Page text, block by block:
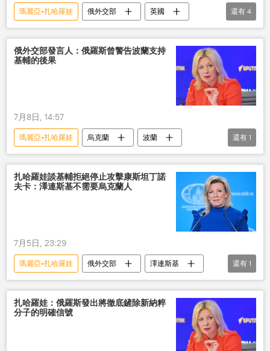
瑪麗亞•扎哈羅娃 俄外交部
英國
企圖
消除 俄羅斯 民眾
還有 4
俄外交部發言人：俄羅斯曾警告波蘭支持
基輔的後果
7月8日, 14:57
瑪麗亞•扎哈羅娃 烏克蘭
波蘭
俄羅斯
還有 1
扎哈羅娃談基輔拒絕停止攻擊康斯坦丁諾
夫卡：澤連斯基不需要烏克蘭人
7月5日, 23:29
瑪麗亞•扎哈羅娃 俄外交部
澤連斯基
烏克蘭人
還有 1
扎哈羅娃：俄羅斯發出將徹底鏟除新納粹
分子的明確信號